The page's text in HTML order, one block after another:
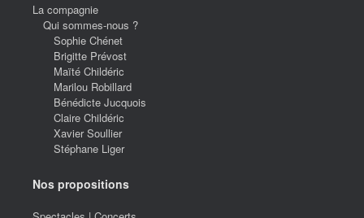
La compagnie
Qui sommes-nous ?
Sophie Chénet
Brigitte Prévost
Maïté Childéric
Marilou Robillard
Bénédicte Jucquois
Claire Childéric
Xavier Soullier
Stéphane Liger
Nos propositions